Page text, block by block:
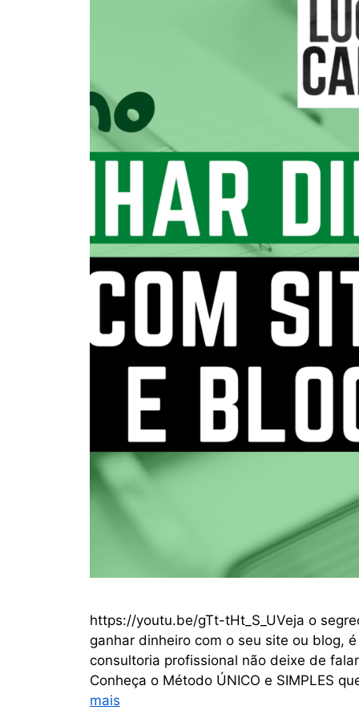
https://youtu.be/gTt-tHt_S_UVeja o
ganhar dinheiro com o seu site ou blog,
consultoria profissional não deixe de
Conheça o Método ÚNICO e SIMPLES
mais